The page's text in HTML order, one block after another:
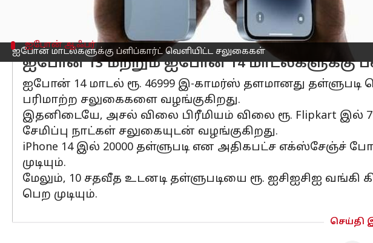
ஐபோன் மாடல்களுக்கு ப்ளிப்கார்ட் வெளியிட்ட சலுகைகள்
ஐபோன் ஆஃபர்
ஐபோன் 13 மற்றும் ஐபோன் 14 மாடல்களுக்கு
ஐபோன் 14 மாடல் ரூ. 46999 இ-காமர்ஸ் தளமானது
பரிமாற்ற சலுகைகளை வழங்குகிறது.
இதனிடையே, அசல் விலை பிரீமியம் விலை ரூ. Flipkart இல்
சேமிப்பு நாட்கள் சலுகையுடன் வழங்குகிறது.
iPhone 14 இல் 20000 தள்ளுபடி என அதிகபட்ச எக்ஸ்சேஞ்ச்
முடியும்.
மேலும், 10 சதவீத உடனடி தள்ளுபடியை ரூ. ஐசிஐசிஐ வங்கி
பெற முடியும்.
செய்தி